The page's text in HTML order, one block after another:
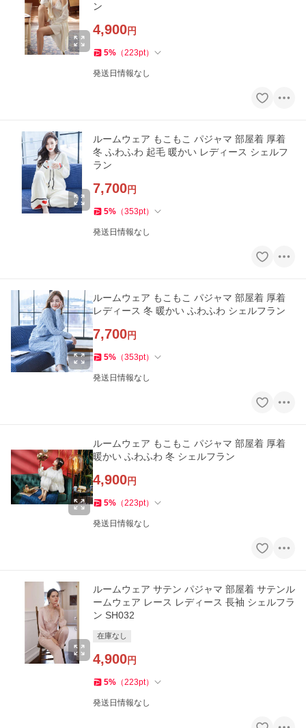
ン
4,900円
5% （223pt）
発送日情報なし
ルームウェア もこもこ パジャマ 部屋着 厚着
冬 ふわふわ 起毛 暖かい レディース シェルフ
ラン
7,700円
5% （353pt）
発送日情報なし
ルームウェア もこもこ パジャマ 部屋着 厚着
レディース 冬 暖かい ふわふわ シェルフラン
7,700円
5% （353pt）
発送日情報なし
ルームウェア もこもこ パジャマ 部屋着 厚着
暖かい ふわふわ 冬 シェルフラン
4,900円
5% （223pt）
発送日情報なし
ルームウェア サテン パジャマ 部屋着 サテンル
ームウェア レース レディース 長袖 シェルフラ
ン SH032
在庫なし
4,900円
5% （223pt）
発送日情報なし